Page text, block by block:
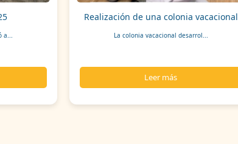
Realización de una colonia vacacional
La colonia vacacional desarrol...
Leer más